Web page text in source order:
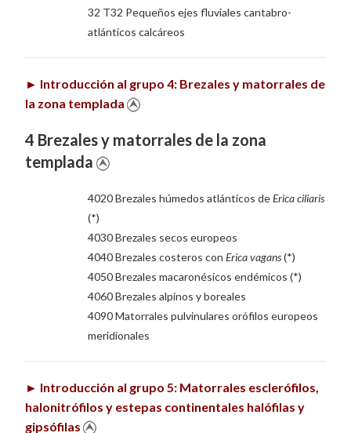
32 T32 Pequeños ejes fluviales cantabro-
atlánticos calcáreos
► Introducción al grupo 4: Brezales y matorrales de
la zona templada
4 Brezales y matorrales de la zona
templada
4020 Brezales húmedos atlánticos deErica ciliaris
(*)
4030 Brezales secos europeos
4040 Brezales costeros conErica vagans(*)
4050 Brezales macaronésicos endémicos (*)
4060 Brezales alpinos y boreales
4090 Matorrales pulvinulares orófilos europeos
meridionales
► Introducción al grupo 5: Matorrales esclerófilos,
halonitrófilos y estepas continentales halófilas y
gipsófilas